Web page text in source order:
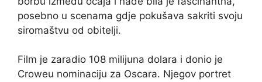
posebno u scenama gdje pokušava sakriti svoju
siromaštvu od obitelji.
Film je zaradio 108 milijuna dolara i donio je
Croweu nominaciju za Oscara. Njegov portret